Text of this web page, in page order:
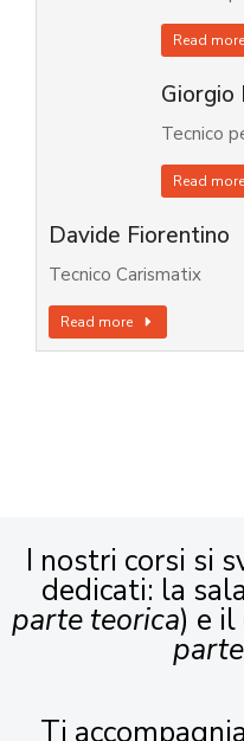
Read more
Giorgio
Tecnico
Read more
Davide Fiorentino
Tecnico Carismatix
Read more
I nostri corsi si
dedicati: la
parte teorica) e il
Ti